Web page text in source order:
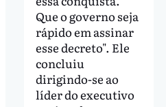
Que o governo seja
rápido em assinar
esse decreto". Ele
concluiu
dirigindo-se ao
líder do executivo